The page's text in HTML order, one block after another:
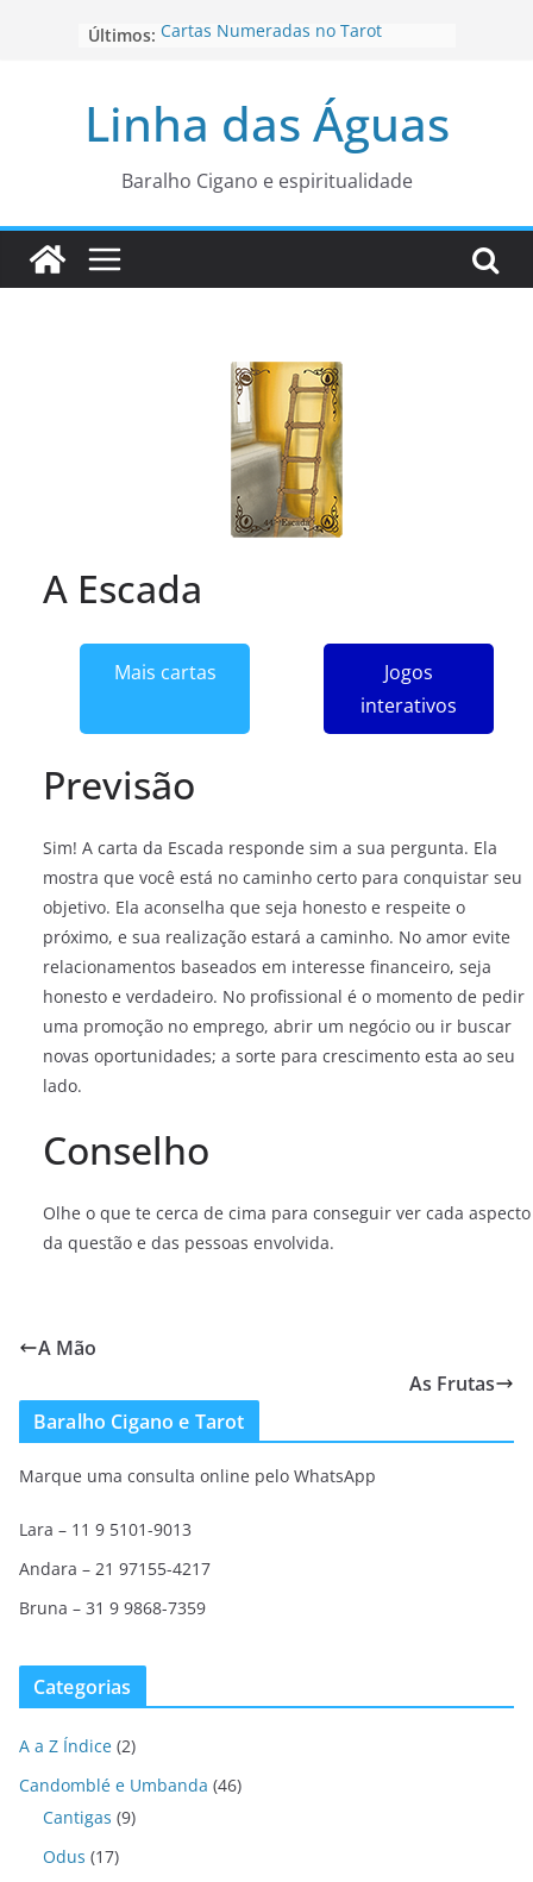
Últimos: Cartas Numeradas no Tarot
para está fase
Os Naipes no Tarot
Cartas da Corte no Tarot
Linha das Águas
Baralho Cigano e espiritualidade
A Escada
Mais cartas
Jogos
interativos
Previsão
Sim! A carta da Escada responde sim a sua pergunta. Ela
mostra que você está no caminho certo para conquistar seu
objetivo. Ela aconselha que seja honesto e respeite o
próximo, e sua realização estará a caminho. No amor evite
relacionamentos baseados em interesse financeiro, seja
honesto e verdadeiro. No profissional é o momento de pedir
uma promoção no emprego, abrir um negócio ou ir buscar
novas oportunidades; a sorte para crescimento esta ao seu
lado.
Conselho
Olhe o que te cerca de cima para conseguir ver cada aspecto
da questão e das pessoas envolvida.
A Mão
As Frutas
Baralho Cigano e Tarot
Marque uma consulta online pelo WhatsApp
Lara – 11 9 5101-9013
Andara – 21 97155-4217
Bruna – 31 9 9868-7359
Categorias
A a Z Índice (2)
Candomblé e Umbanda (46)
Cantigas (9)
Odus (17)